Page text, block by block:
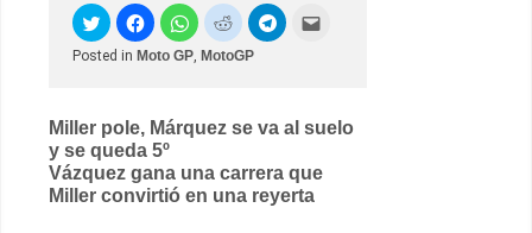
Posted in Moto GP, MotoGP
Post
navigation
Miller pole, Márquez se va al suelo
y se queda 5º
Vázquez gana una carrera que
Miller convirtió en una reyerta